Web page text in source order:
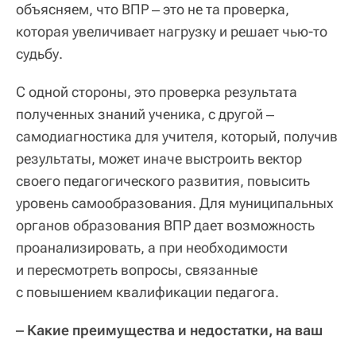
объясняем, что ВПР ‒ это не та проверка,
которая увеличивает нагрузку и решает чью-то
судьбу.
С одной стороны, это проверка результата
полученных знаний ученика, с другой ‒
самодиагностика для учителя, который, получив
результаты, может иначе выстроить вектор
своего педагогического развития, повысить
уровень самообразования. Для муниципальных
органов образования ВПР дает возможность
проанализировать, а при необходимости
и пересмотреть вопросы, связанные
с повышением квалификации педагога.
‒ Какие преимущества и недостатки, на ваш